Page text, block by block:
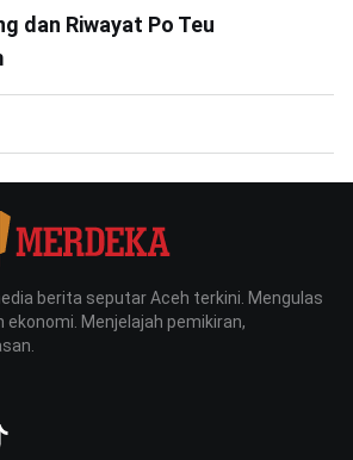
dan Riwayat Po Teu
berita seputar Aceh terkini. Mengulas
ekonomi. Menjelajah pemikiran,